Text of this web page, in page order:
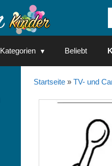
Kategorien Beliebt
Startseite» TV- und